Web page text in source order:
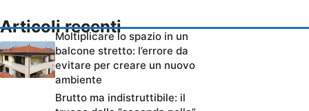
Articoli recenti
Moltiplicare lo spazio in un
balcone stretto: l’errore da
evitare per creare un nuovo
ambiente
Brutto ma indistruttibile: il